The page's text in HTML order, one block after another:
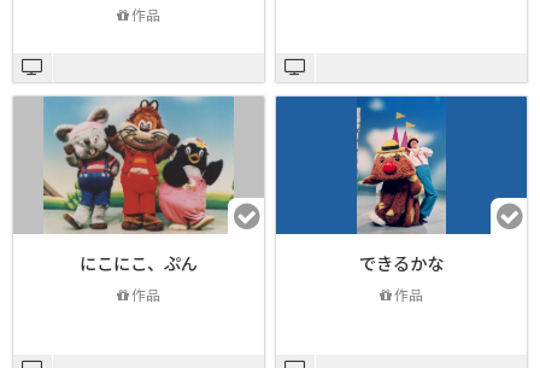
作品
にこにこ、ぷん
作品
できるかな
作品